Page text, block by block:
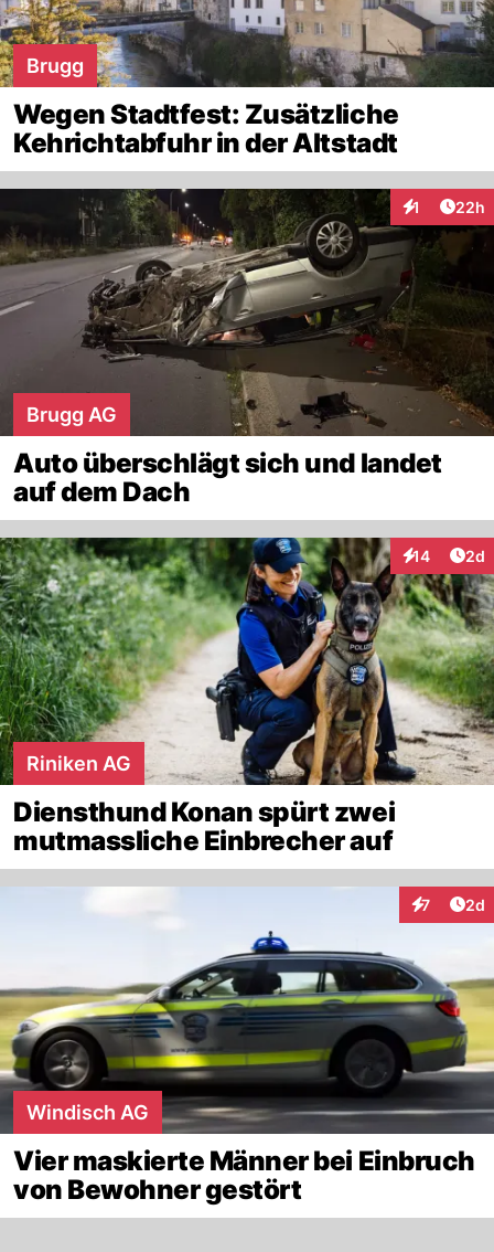
Brugg
Wegen Stadtfest: Zusätzliche
Kehrichtabfuhr in der Altstadt
1
Interaktionen
22h
Brugg AG
Auto überschlägt sich und landet
auf dem Dach
14
Interaktionen
2d
Riniken AG
Diensthund Konan spürt zwei
mutmassliche Einbrecher auf
7 2d
Windisch AG
Vier maskierte Männer bei Einbruch
von Bewohner gestört